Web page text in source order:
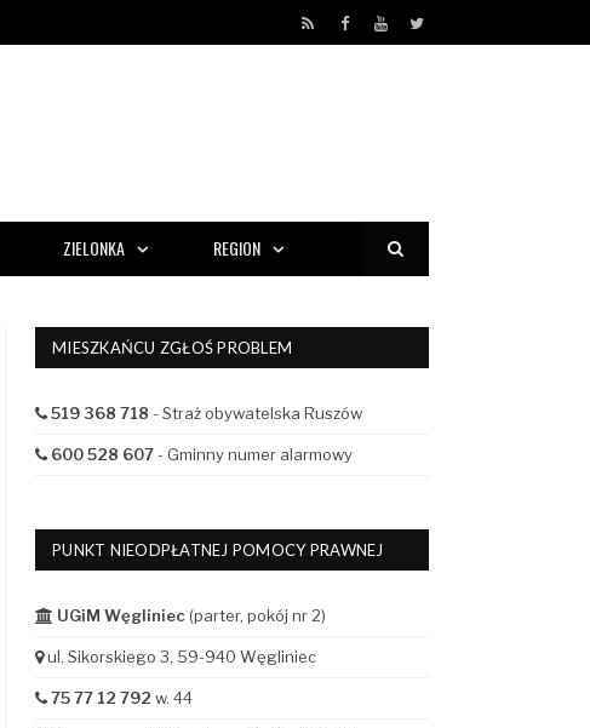
RSS Facebook
YouTube
Twitter
ZIELONKA REGION
MIESZKAŃCU ZGŁOŚ PROBLEM
519 368 718 - Straż obywatelska Ruszów
600 528 607- Gminny numer alarmowy
PUNKT NIEODPŁATNEJ POMOCY PRAWNEJ
UGiM Węgliniec (parter, pokój nr 2)
ul. Sikorskiego 3, 59-940 Węgliniec
75 77 12 792 w. 44